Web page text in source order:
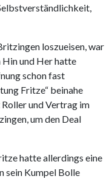
loszueisen, war
Hin und Her hatte
schon fast
Fritze“ beinahe
und Vertrag im
um den Deal
hatte allerdings eine
sein Kumpel Bolle